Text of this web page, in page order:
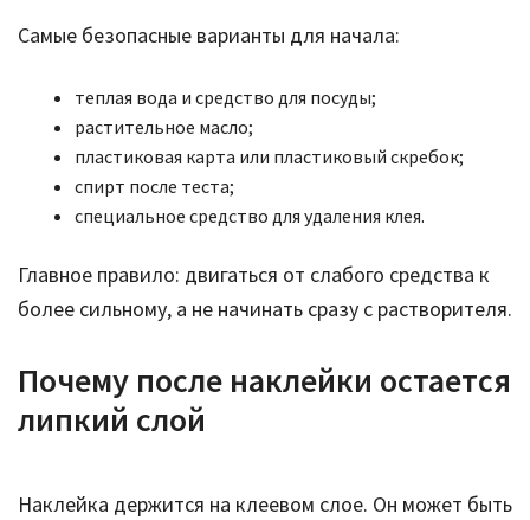
Самые безопасные варианты для начала:
теплая вода и средство для посуды;
растительное масло;
пластиковая карта или пластиковый скребок;
спирт после теста;
специальное средство для удаления клея.
Главное правило: двигаться от слабого средства к
более сильному, а не начинать сразу с растворителя.
Почему после наклейки остается
липкий слой
Наклейка держится на клеевом слое. Он может быть